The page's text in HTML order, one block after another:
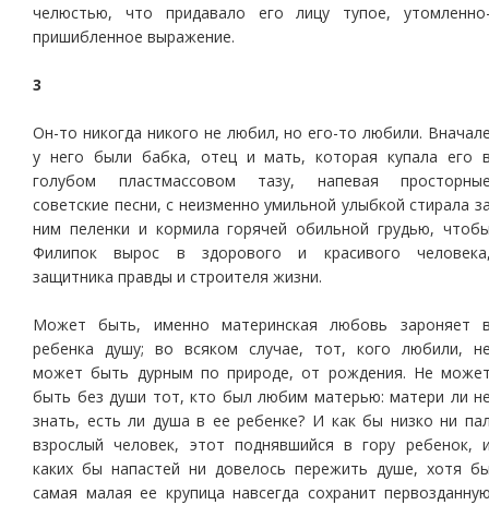
челюстью, что придавало его лицу тупое,
пришибленное выражение.
3
Он-то никогда никого не любил, но его-то любили.
у него были бабка, отец и мать, которая купала его
голубом пластмассовом тазу, напевая
советские песни, с неизменно умильной улыбкой стирала
ним пеленки и кормила горячей обильной грудью,
Филипок вырос в здорового и красивого
защитника правды и строителя жизни.
Может быть, именно материнская любовь зароняет
ребенка душу; во всяком случае, тот, кого любили,
может быть дурным по природе, от рождения. Не
быть без души тот, кто был любим матерью: матери ли
знать, есть ли душа в ее ребенке? И как бы низко ни
взрослый человек, этот поднявшийся в гору ребенок,
каких бы напастей ни довелось пережить душе, хотя
самая малая ее крупица навсегда сохранит